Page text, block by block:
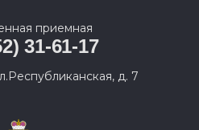
приемная
31-61-17
д. 7